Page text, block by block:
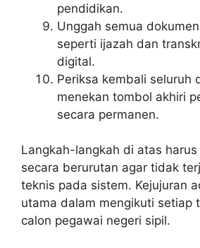
pendidikan.
Unggah semua
seperti ijazah dan
digital.
Periksa kembali seluruh
menekan tombol akhiri
secara permanen.
Langkah-langkah di atas
secara berurutan agar tidak
teknis pada sistem. Kejujuran
utama dalam mengikuti setiap
calon pegawai negeri sipil.